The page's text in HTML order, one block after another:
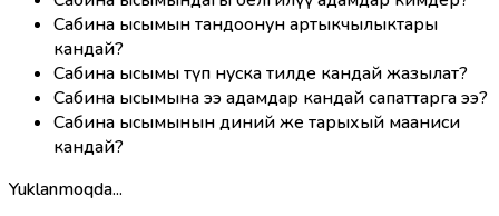
Сабина ысымын тандоонун артыкчылыктары
кандай?
Сабина ысымы түп нуска тилде кандай жазылат?
Сабина ысымына ээ адамдар кандай сапаттарга ээ?
Сабина ысымынын диний же тарыхый мааниси
кандай?
Yuklanmoqda...